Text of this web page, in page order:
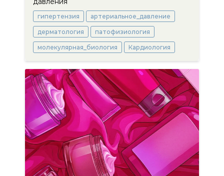
гипертензия артериальное_давление
дерматология патофизиология
молекулярная_биология Кардиология